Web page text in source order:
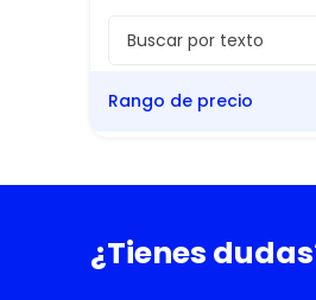
Rango de precio
¿Tienes